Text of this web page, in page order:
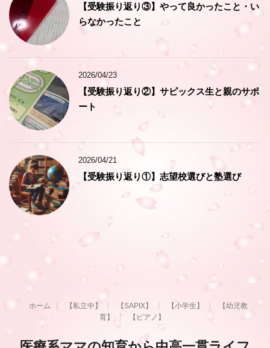
【受験振り返り③】やって良かったこと・い
らなかったこと
2026/04/23
【受験振り返り②】サピックス生と親のサポ
ート
2026/04/21
【受験振り返り①】志望校選びと塾選び
ホーム 【私立中】 【SAPIX】 【小学生】
【幼児教
育】
【ピアノ】